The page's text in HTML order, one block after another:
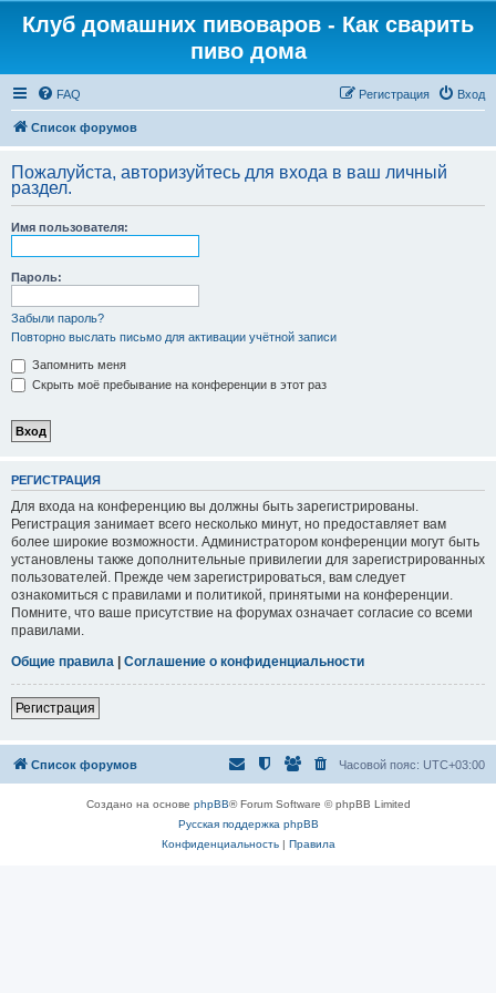
Клуб домашних пивоваров - Как cварить
пиво дома
FAQ Вход
Регистрация
Список форумов
Пожалуйста, авторизуйтесь для входа в ваш личный
раздел.
Имя пользователя:
Пароль:
Забыли пароль?
Повторно выслать письмо для активации учётной записи
Запомнить меня
Скрыть моё пребывание на конференции в этот раз
РЕГИСТРАЦИЯ
Для входа на конференцию вы должны быть зарегистрированы.
Регистрация занимает всего несколько минут, но предоставляет вам
более широкие возможности. Администратором конференции могут быть
установлены также дополнительные привилегии для зарегистрированных
пользователей. Прежде чем зарегистрироваться, вам следует
ознакомиться с правилами и политикой, принятыми на конференции.
Помните, что ваше присутствие на форумах означает согласие со всеми
правилами.
Общие правила | Соглашение о конфиденциальности
Регистрация
Список форумов Часовой пояс: UTC+03:00
Создано на основе phpBB® Forum Software © phpBB Limited
Русская поддержка phpBB
Конфиденциальность| Правила